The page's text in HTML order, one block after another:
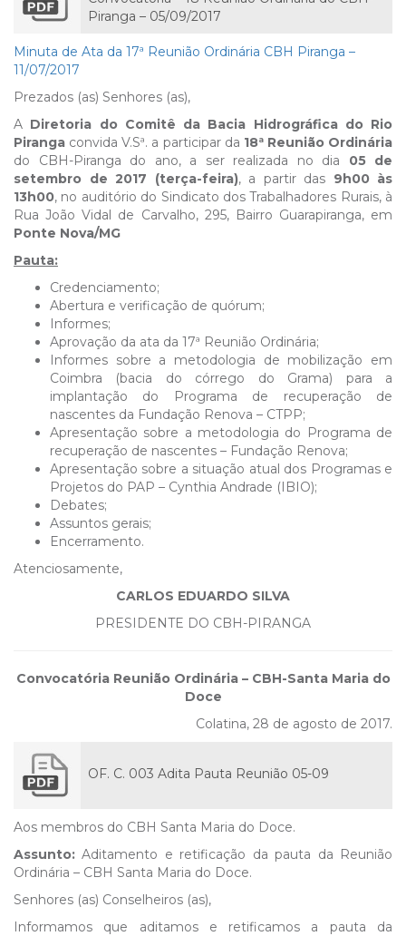
Piranga – 05/09/2017
Minuta de Ata da 17ª Reunião Ordinária CBH Piranga –
11/07/2017
Prezados (as) Senhores (as),
A Diretoria do Comitê da Bacia Hidrográfica do Rio
Piranga convida V.Sª. a participar da 18ª Reunião Ordinária
do CBH-Piranga do ano, a ser realizada no dia 05 de
setembro de 2017 (terça-feira), a partir das 9h00 às
13h00, no auditório do Sindicato dos Trabalhadores Rurais, à
Rua João Vidal de Carvalho, 295, Bairro Guarapiranga, em
Ponte Nova/MG
Pauta:
Credenciamento;
Abertura e verificação de quórum;
Informes;
Aprovação da ata da 17ª Reunião Ordinária;
Informes sobre a metodologia de mobilização em
Coimbra (bacia do córrego do Grama) para a
implantação do Programa de recuperação de
nascentes da Fundação Renova – CTPP;
Apresentação sobre a metodologia do Programa de
recuperação de nascentes – Fundação Renova;
Apresentação sobre a situação atual dos Programas e
Projetos do PAP – Cynthia Andrade (IBIO);
Debates;
Assuntos gerais;
Encerramento.
Atenciosamente,
CARLOS EDUARDO SILVA
PRESIDENTE DO CBH-PIRANGA
Convocatória Reunião Ordinária – CBH-Santa Maria do
Doce
Colatina, 28 de agosto de 2017.
OF. C. 003 Adita Pauta Reunião 05-09
Aos membros do CBH Santa Maria do Doce.
Assunto: Aditamento e retificação da pauta da Reunião
Ordinária – CBH Santa Maria do Doce.
Senhores (as) Conselheiros (as),
Informamos que aditamos e retificamos a pauta da